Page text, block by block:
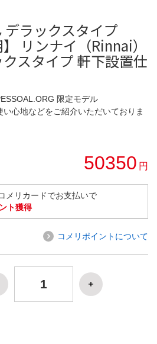
ラックスタイプ
リンナイ（Rinnai）
スタイプ 軒下設置仕
限定モデル
心地などをご紹介いただいておりま
50350 円
メリカードでお支払いで
ト獲得
コメリポイントについて